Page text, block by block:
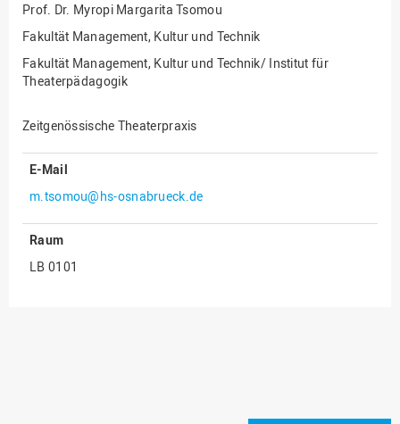
IT Service Center
Kommunikation und
Marketing
Nachhaltigkeit
Personal
Präsidialbüro
Professional School
Prof. Dr. Myropi Margarita Tsomou
Fakultät Management, Kultur und Technik
Fakultät Management, Kultur und Technik/ Institut für
Theaterpädagogik
Zeitgenössische Theaterpraxis
E-Mail
m.tsomou@hs-osnabrueck.de
Raum
LB 0101